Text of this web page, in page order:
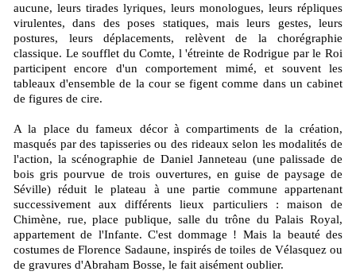
aucune, leurs tirades lyriques, leurs monologues, leurs répliques
virulentes, dans des poses statiques, mais leurs gestes, leurs
postures, leurs déplacements, relèvent de la chorégraphie
classique. Le soufflet du Comte, l 'étreinte de Rodrigue par le Roi
participent encore d'un comportement mimé, et souvent les
tableaux d'ensemble de la cour se figent comme dans un cabinet
de figures de cire.
A la place du fameux décor à compartiments de la création,
masqués par des tapisseries ou des rideaux selon les modalités de
l'action, la scénographie de Daniel Janneteau (une palissade de
bois gris pourvue de trois ouvertures, en guise de paysage de
Séville) réduit le plateau à une partie commune appartenant
successivement aux différents lieux particuliers : maison de
Chimène, rue, place publique, salle du trône du Palais Royal,
appartement de l'Infante. C'est dommage ! Mais la beauté des
costumes de Florence Sadaune, inspirés de toiles de Vélasquez ou
de gravures d'Abraham Bosse, le fait aisément oublier.